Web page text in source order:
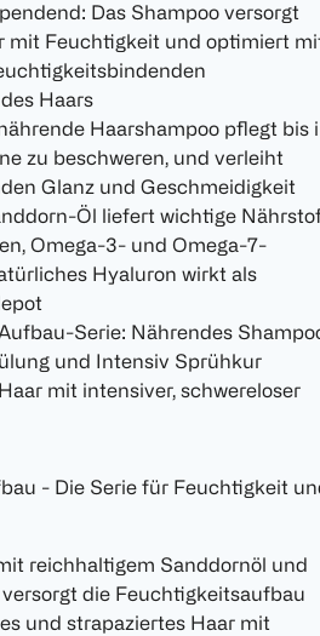
Das Shampoo versorgt
mit Feuchtigkeit und optimiert
Haars
Haarshampoo pflegt bis
zu beschweren, und verleiht
Glanz und Geschmeidigkeit
Öl liefert wichtige
Omega-3- und Omega-7-
Hyaluron wirkt als
Serie: Nährendes
und Intensiv Sprühkur
mit intensiver, schwereloser
- Die Serie für Feuchtigkeit
reichhaltigem Sanddornöl und
die Feuchtigkeitsaufbau
und strapaziertes Haar mit